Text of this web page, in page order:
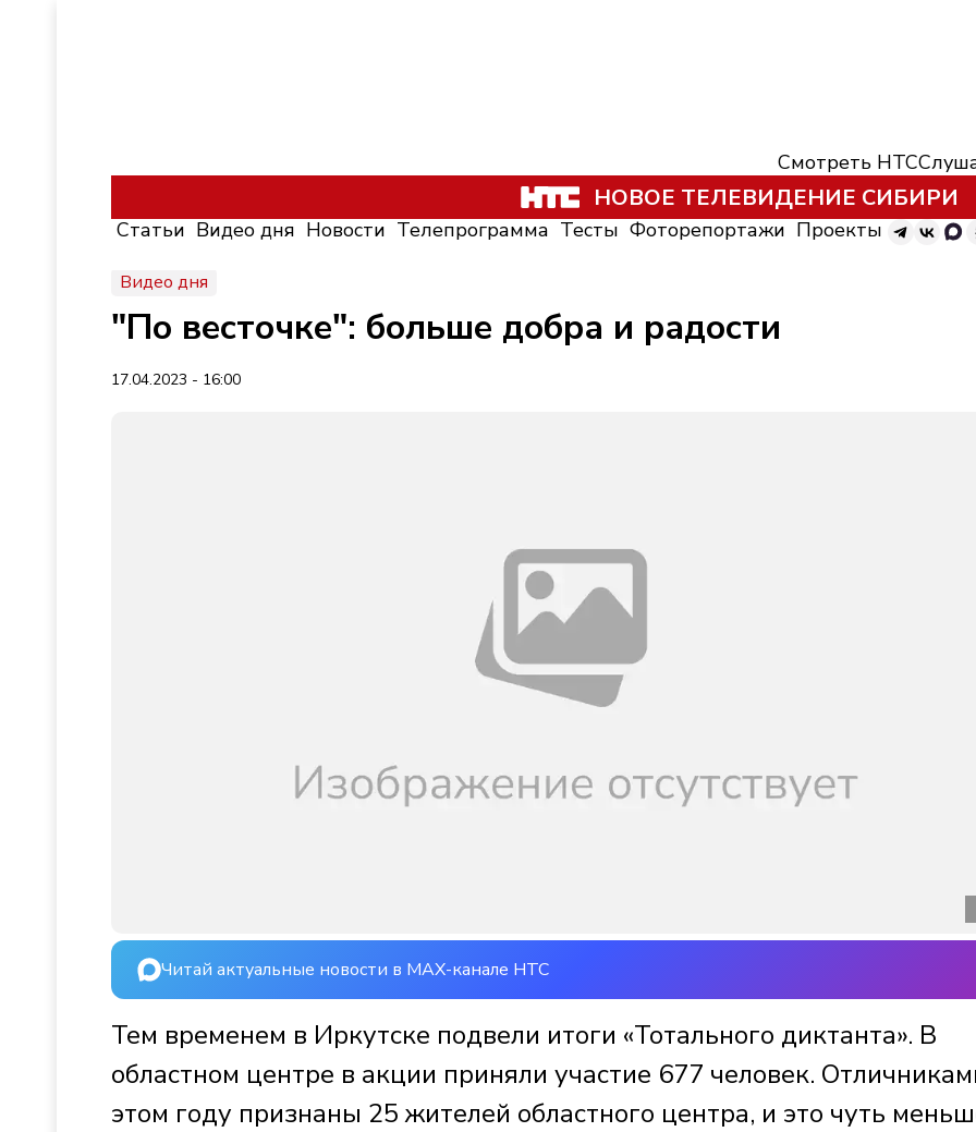
Смотреть НТС
НОВОЕ ТЕЛЕВИДЕНИЕ СИБИРИ
Статьи Видео дня Новости Телепрограмма Тесты Фоторепортажи Проекты
Видео дня
"По весточке": больше добра и радости
17.04.2023 - 16:00
Читай актуальные новости в MAX-канале НТС
Тем временем в Иркутске подвели итоги «Тотального диктанта». В
областном центре в акции приняли участие 677 человек.
этом году признаны 25 жителей областного центра, и это чуть